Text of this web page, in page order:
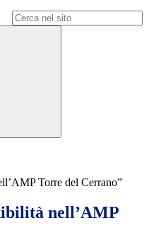
Torre del Cerrano”
nell’AMP